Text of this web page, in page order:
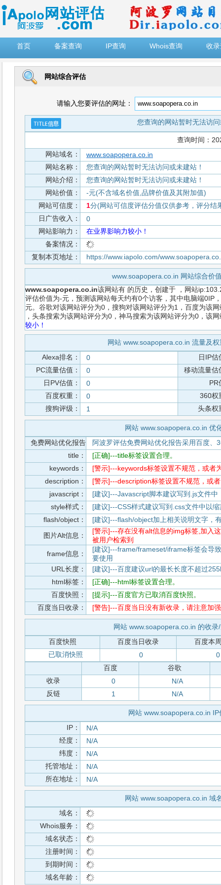
首页
备案查询 IP查询 Whois查询 收
网站综合评估
请输入您要评估的网址：
您查询的网站暂时无法访
查询时间：
网站域名：
www.soapopera.co.in
网站名称：
您查询的网站暂时无法访问或未建站！
网站介绍：
您查询的网站暂时无法访问或未建站！
网站价值：
-元(不含域名价值,品牌价值及其附加值)
网站可信度：
1分(网站可信度评估分值仅供参考，评分结
日广告收入：
0
网站影响力：
在业界影响力较小！
备案情况：
复制本页地址：
https://www.iapolo.com/
www.soapopera.co.in 网站综合价
www.soapopera.co.in该网站有 的历史，创建于
，网站
评估价值为-元，预测该网站每天约有0个访客，其中电脑端0IP
元。谷歌对该网站评分为0，搜狗对该网站评分为1，百度为该
，头条搜索为该网站评分为0，神马搜索为该网站评分为0，该
较小！
网站 www.soapopera.co.in 流量及
Alexa排名：
0
日IP估
PC流量估值：
0
移动流量估
日PV估值：
0
PR
百度权重：
0
360权
搜狗评级：
1 头条权
网站 www.soapopera.co.in 优
免费网站优化报告
阿波罗评估免费网站优化报告采用百度、
title：
[正确]---title标签设置合理。
keywords：
[警示]---keywords标签设置不规范，或者
description：
[警示]---description标签设置不规范，或
javascript：
[建议]---Javascript脚本建议写到.js文件中
style样式：
[建议]---CSS样式建议写到.css文件中以
flash/object：
[建议]---flash/object加上相关说明文字，
图片Alt信息：
[警示]---存在没有alt信息的img标签,加入
被用户检索到
frame信息：
[建议]---frame/frameset/iframe标签会导
要使用
URL长度：
[建议]---百度建议url的最长长度不超过
html标签：
[正确]---html标签设置合理。
百度快照：
[提示]---百度官方已取消百度快照。
百度当日收录：
[警告]---百度当日没有新收录，请注意加
网站 www.soapopera.co.in 的收录
百度快照
百度当日收录
百度本
已取消快照
0
0
百度
谷歌
收录
0
N/A
反链
1 N/A
网站 www.soapopera.co.in IP
IP：
N/A
经度：
N/A
纬度：
N/A
托管地址：
N/A
所在地址：
N/A
网站 www.soapopera.co.in 域
域名：
Whois服务：
域名状态：
注册时间：
到期时间：
域名年龄：